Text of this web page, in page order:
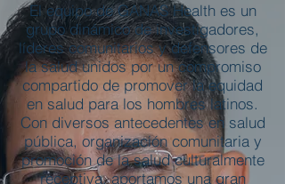
El equipo de GANAS Health es un
grupo dinámico de investigadores,
líderes comunitarios y defensores de
la salud unidos por un compromiso
compartido de promover la equidad
en salud para los hombres latinos.
Con diversos antecedentes en salud
pública, organización comunitaria y
promoción de la salud culturalmente
receptiva, aportamos una gran